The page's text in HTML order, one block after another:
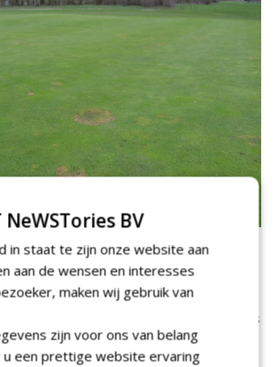
1 kampt nog steeds met schimmels.
af en toe nog een rondje op de
was vrijdagavond zijn vaste
nu het greenkeepersteam nog slechts
heeft hij daar minder tijd voor. Het
is dat de negenholes-
NeWSTories BV
in staat te zijn onze website aan
aan de wensen en interesses
maken wij gebruik van
zijn voor ons van belang
u een prettige website ervaring